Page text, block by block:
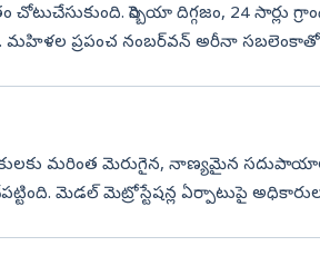
చోటుచేసుకుంది. సెర్బియా దిగ్గజం, 24
మ‌హిళ‌ల ప్ర‌పంచ నంబ‌ర్‌వ‌న్ అరీనా
మరింత మెరుగైన, నాణ్యమైన
మెడల్‌ మెట్రోస్టేషన్ల ఏర్పాటుపై